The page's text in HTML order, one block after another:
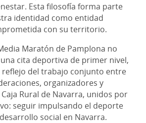
Esta filosofía forma parte
identidad como entidad
con su territorio.
Maratón de Pamplona no
cita deportiva de primer nivel,
del trabajo conjunto entre
organizadores y
Rural de Navarra, unidos por
seguir impulsando el deporte
social en Navarra.